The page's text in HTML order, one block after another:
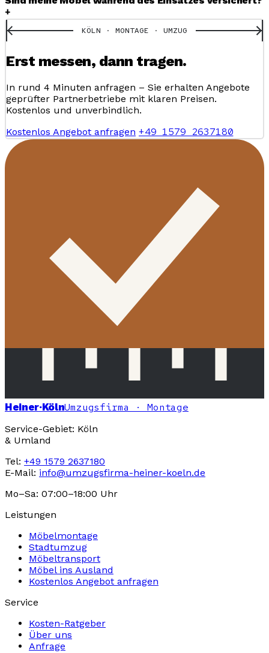
+
KÖLN · MONTAGE · UMZUG
Erst messen, dann tragen.
In rund 4 Minuten anfragen – Sie erhalten Angebote
geprüfter Partnerbetriebe mit klaren Preisen.
Kostenlos und unverbindlich.
Kostenlos Angebot anfragen +49 1579 2637180
Heiner·KölnUmzugsfirma · Montage
Service-Gebiet: Köln
& Umland
Tel: +49 1579 2637180
E-Mail: info@umzugsfirma-heiner-koeln.de
Mo–Sa: 07:00–18:00 Uhr
Leistungen
Möbelmontage
Stadtumzug
Möbeltransport
Möbel ins Ausland
Kostenlos Angebot anfragen
Service
Kosten-Ratgeber
Über uns
Anfrage